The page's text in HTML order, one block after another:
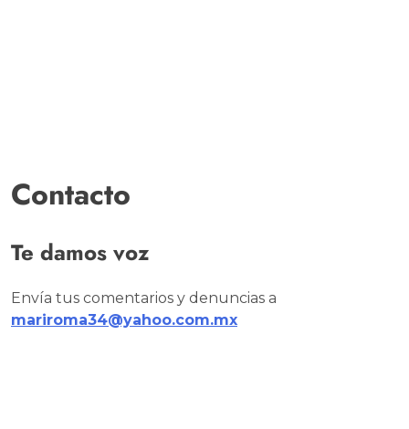
Contacto
Te damos voz
Envía tus comentarios y denuncias a
mariroma34@yahoo.com.mx